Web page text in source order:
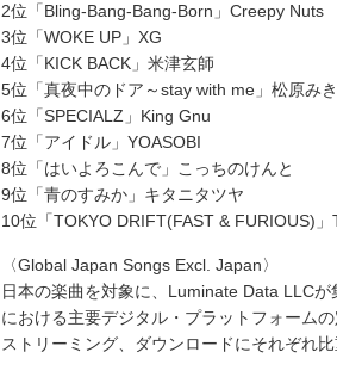
2位「Bling-Bang-Bang-Born」Creepy Nuts
3位「WOKE UP」XG
4位「KICK BACK」米津玄師
5位「真夜中のドア～stay with me」松原みき
6位「SPECIALZ」King Gnu
7位「アイドル」YOASOBI
8位「はいよろこんで」こっちのけんと
9位「青のすみか」キタニタツヤ
10位「TOKYO DRIFT(FAST & FURIOUS)」
〈Global Japan Songs Excl. Japan〉
日本の楽曲を対象に、Luminate Data LLC
における主要デジタル・プラットフォーム
ストリーミング、ダウンロードにそれぞれ